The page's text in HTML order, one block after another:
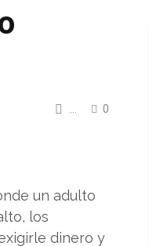
... 0
un adulto
los
dinero y